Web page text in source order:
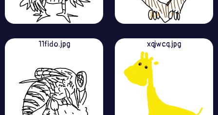
11fido.jpg xqjwcq.jpg